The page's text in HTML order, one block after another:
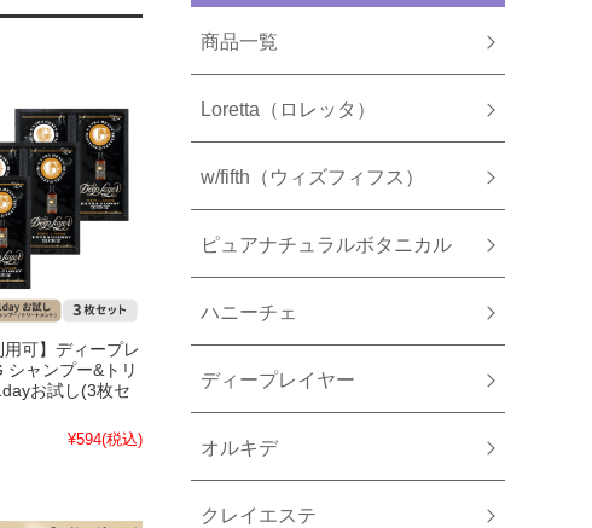
用可】ディープレ
シャンプー&トリ
お試し(3枚セ
¥594(税込)
商品一覧
Loretta（ロレッタ）
w/fifth（ウィズフィフス）
ピュアナチュラルボタニカル
ハニーチェ
ディープレイヤー
オルキデ
クレイエステ